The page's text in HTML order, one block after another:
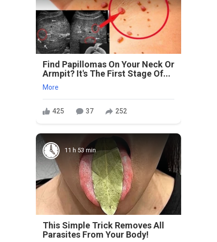
Find Papillomas On Your Neck Or
Armpit? It's The First Stage Of...
More
425 37 252
11 h 53 min
This Simple Trick Removes All
Parasites From Your Body!